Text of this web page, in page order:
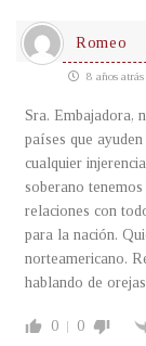
Romeo
8 años atrás
Sra. Embajadora,
países que
cualquier
soberano
relaciones con
para la nación.
norteamericano.
hablando de
0 0